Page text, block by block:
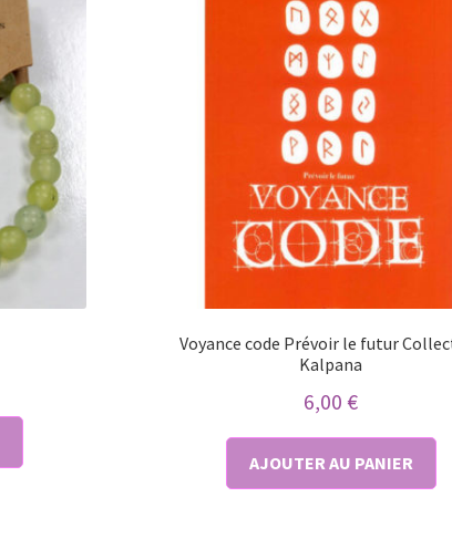
Voyance code Prévoir le futur
Kalpana
6,00€
AJOUTER AU PANIER